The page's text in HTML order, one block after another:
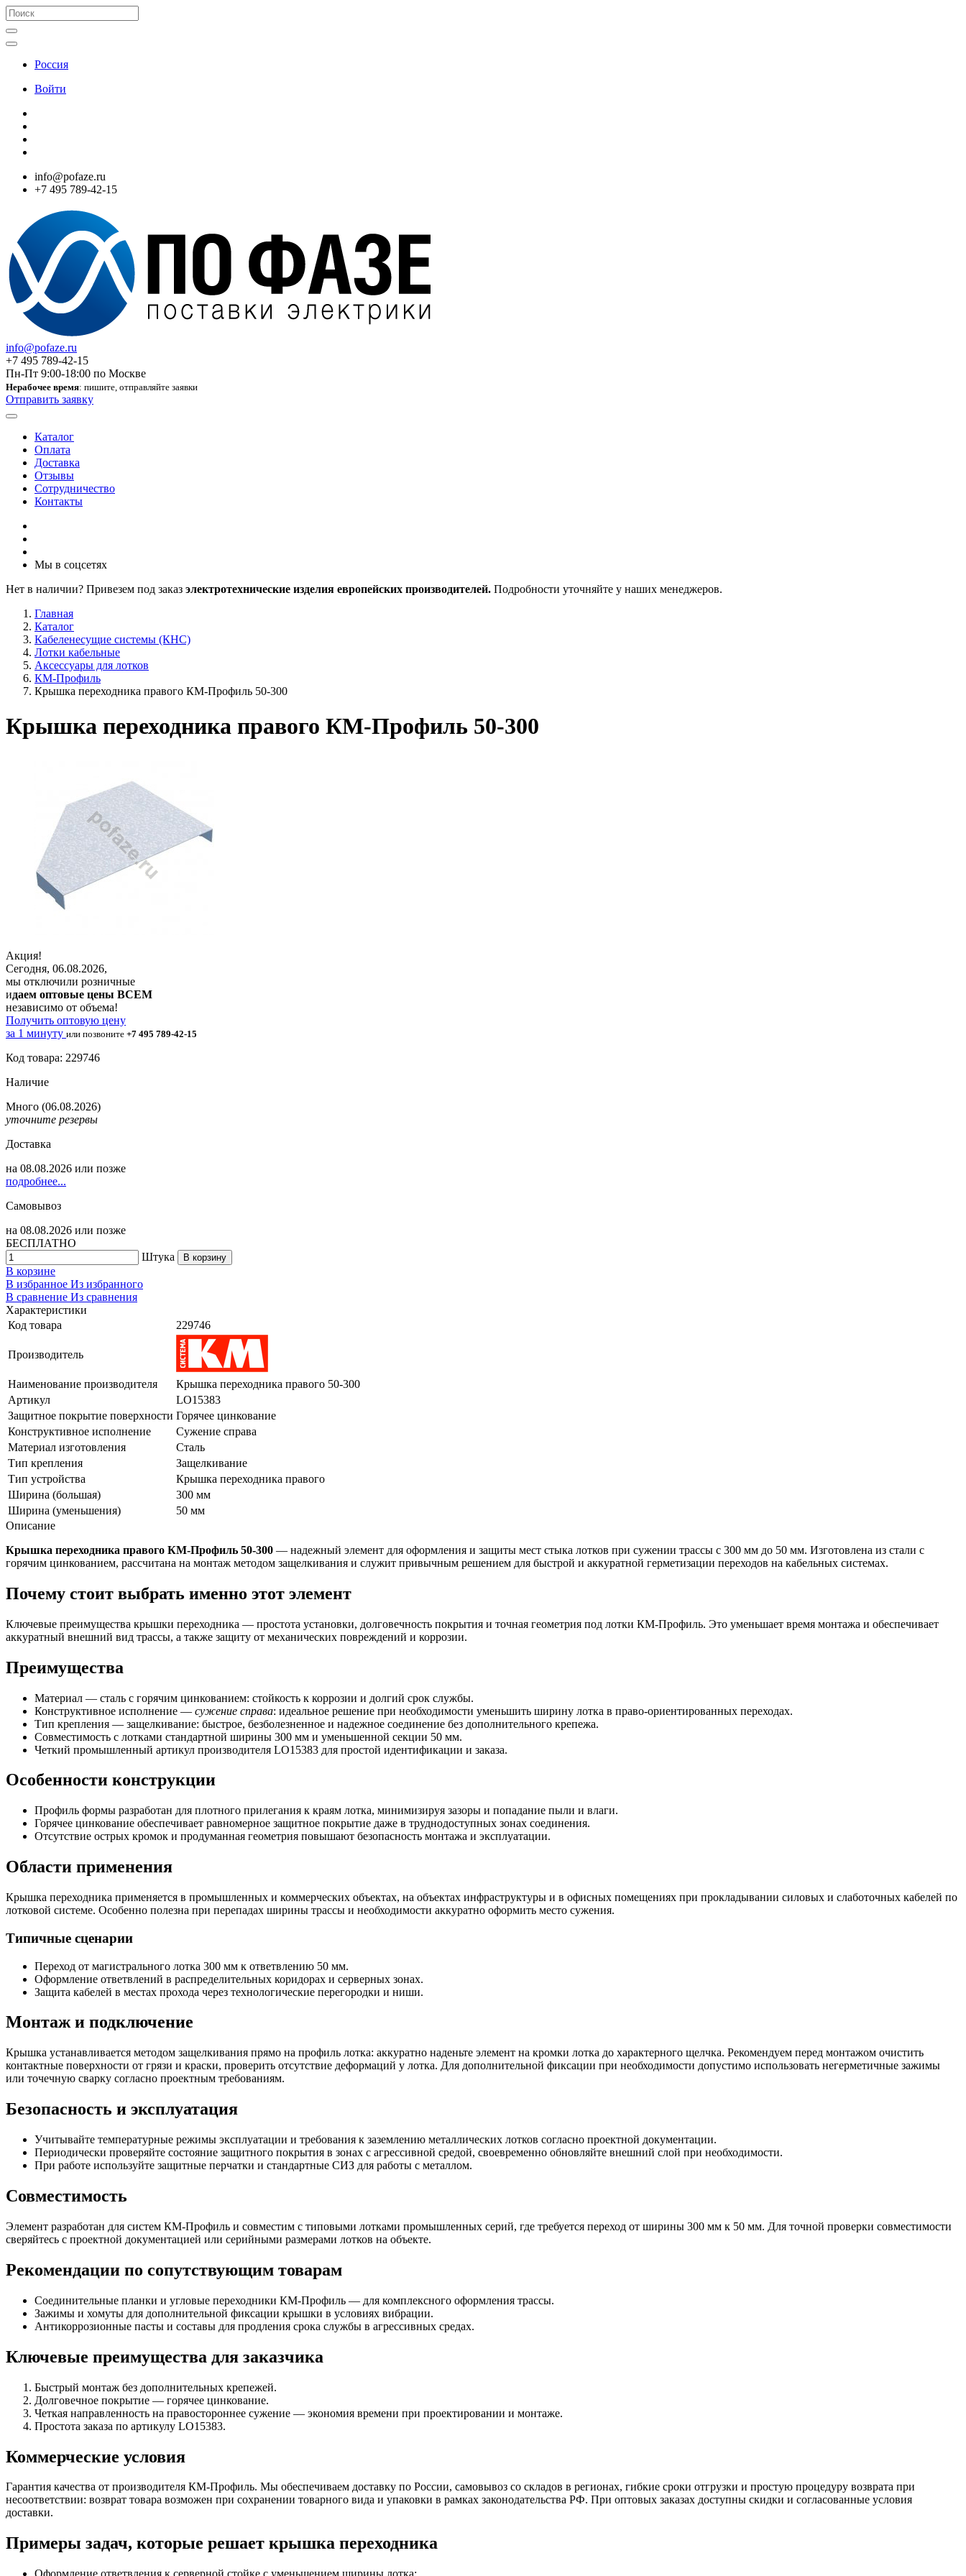
Россия
Войти
info@pofaze.ru
+7 495 789-42-15
info@pofaze.ru
+7 495 789-42-15
Пн-Пт 9:00-18:00 по Москве
Нерабочее время: пишите, отправляйте заявки
Отправить заявку
Каталог
Оплата
Доставка
Отзывы
Сотрудничество
Контакты
Мы в соцсетях
Нет в наличии? Привезем под заказ электротехнические изделия европейских производителей. Подробности уточняйте у наших менеджеров.
Главная
Каталог
Кабеленесущие системы (КНС)
Лотки кабельные
Аксессуары для лотков
КМ-Профиль
Крышка переходника правого КМ-Профиль 50-300
Крышка переходника правого КМ-Профиль 50-300
Акция!
Сегодня, 06.08.2026,
мы отключили розничные
идаем оптовые цены ВСЕМ
независимо от объема!
Получить оптовую цену
за 1 минуту или позвоните +7 495 789-42-15
Код товара: 229746
Наличие
Много (06.08.2026)
уточните резервы
Доставка
на 08.08.2026 или позже
подробнее...
Самовывоз
на 08.08.2026 или позже
БЕСПЛАТНО
Штука
В корзину
В корзине
В избранное Из избранного
В сравнение Из сравнения
Характеристики
Код товара
229746
Производитель
Наименование производителя
Крышка переходника правого 50-300
Артикул
LO15383
Защитное покрытие поверхности Горячее цинкование
Конструктивное исполнение
Сужение справа
Материал изготовления
Сталь
Тип крепления
Защелкивание
Тип устройства
Крышка переходника правого
Ширина (большая)
300 мм
Ширина (уменьшения)
50 мм
Описание
Крышка переходника правого КМ-Профиль 50-300 — надежный элемент для оформления и защиты мест стыка лотков при сужении трассы с 300 мм до 50 мм. Изготовлена из стали с
горячим цинкованием, рассчитана на монтаж методом защелкивания и служит привычным решением для быстрой и аккуратной герметизации переходов на кабельных системах.
Почему стоит выбрать именно этот элемент
Ключевые преимущества крышки переходника — простота установки, долговечность покрытия и точная геометрия под лотки КМ-Профиль. Это уменьшает время монтажа и обеспечивает
аккуратный внешний вид трассы, а также защиту от механических повреждений и коррозии.
Преимущества
Материал — сталь с горячим цинкованием: стойкость к коррозии и долгий срок службы.
Конструктивное исполнение — сужение справа: идеальное решение при необходимости уменьшить ширину лотка в право-ориентированных переходах.
Тип крепления — защелкивание: быстрое, безболезненное и надежное соединение без дополнительного крепежа.
Совместимость с лотками стандартной ширины 300 мм и уменьшенной секции 50 мм.
Четкий промышленный артикул производителя LO15383 для простой идентификации и заказа.
Особенности конструкции
Профиль формы разработан для плотного прилегания к краям лотка, минимизируя зазоры и попадание пыли и влаги.
Горячее цинкование обеспечивает равномерное защитное покрытие даже в труднодоступных зонах соединения.
Отсутствие острых кромок и продуманная геометрия повышают безопасность монтажа и эксплуатации.
Области применения
Крышка переходника применяется в промышленных и коммерческих объектах, на объектах инфраструктуры и в офисных помещениях при прокладывании силовых и слаботочных кабелей по
лотковой системе. Особенно полезна при перепадах ширины трассы и необходимости аккуратно оформить место сужения.
Типичные сценарии
Переход от магистрального лотка 300 мм к ответвлению 50 мм.
Оформление ответвлений в распределительных коридорах и серверных зонах.
Защита кабелей в местах прохода через технологические перегородки и ниши.
Монтаж и подключение
Крышка устанавливается методом защелкивания прямо на профиль лотка: аккуратно наденьте элемент на кромки лотка до характерного щелчка. Рекомендуем перед монтажом очистить
контактные поверхности от грязи и краски, проверить отсутствие деформаций у лотка. Для дополнительной фиксации при необходимости допустимо использовать негерметичные зажимы
или точечную сварку согласно проектным требованиям.
Безопасность и эксплуатация
Учитывайте температурные режимы эксплуатации и требования к заземлению металлических лотков согласно проектной документации.
Периодически проверяйте состояние защитного покрытия в зонах с агрессивной средой, своевременно обновляйте внешний слой при необходимости.
При работе используйте защитные перчатки и стандартные СИЗ для работы с металлом.
Совместимость
Элемент разработан для систем КМ-Профиль и совместим с типовыми лотками промышленных серий, где требуется переход от ширины 300 мм к 50 мм. Для точной проверки совместимости
сверяйтесь с проектной документацией или серийными размерами лотков на объекте.
Рекомендации по сопутствующим товарам
Соединительные планки и угловые переходники КМ-Профиль — для комплексного оформления трассы.
Зажимы и хомуты для дополнительной фиксации крышки в условиях вибрации.
Антикоррозионные пасты и составы для продления срока службы в агрессивных средах.
Ключевые преимущества для заказчика
Быстрый монтаж без дополнительных крепежей.
Долговечное покрытие — горячее цинкование.
Четкая направленность на правостороннее сужение — экономия времени при проектировании и монтаже.
Простота заказа по артикулу LO15383.
Коммерческие условия
Гарантия качества от производителя КМ-Профиль. Мы обеспечиваем доставку по России, самовывоз со складов в регионах, гибкие сроки отгрузки и простую процедуру возврата при
несоответствии: возврат товара возможен при сохранении товарного вида и упаковки в рамках законодательства РФ. При оптовых заказах доступны скидки и согласованные условия
доставки.
Примеры задач, которые решает крышка переходника